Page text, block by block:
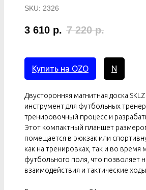
SKU: 2326
3 610 р. 7 220 р.
Купить на OZO N
Двусторонняя магнитная доска
инструмент для футбольных
тренировочный процесс и
Этот компактный планшет
помещается в рюкзак или
как на тренировках, так и во
футбольного поля, что позволяет
взаимодействия и тактические